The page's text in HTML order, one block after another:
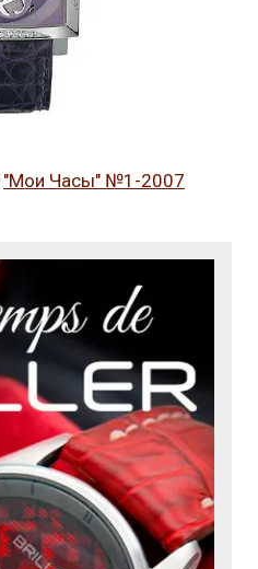
"Мои Часы" №1-2007